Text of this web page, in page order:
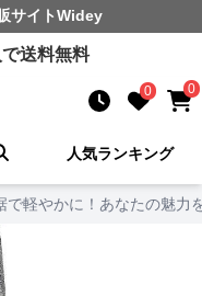
サイトWidey
送料無料
0 0
人気ランキング
で軽やかに！あなたの魅力